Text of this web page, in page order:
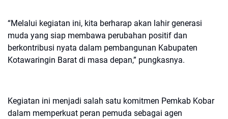
“Melalui kegiatan ini, kita berharap akan lahir generasi
muda yang siap membawa perubahan positif dan
berkontribusi nyata dalam pembangunan Kabupaten
Kotawaringin Barat di masa depan,” pungkasnya.
Kegiatan ini menjadi salah satu komitmen Pemkab Kobar
dalam memperkuat peran pemuda sebagai agen